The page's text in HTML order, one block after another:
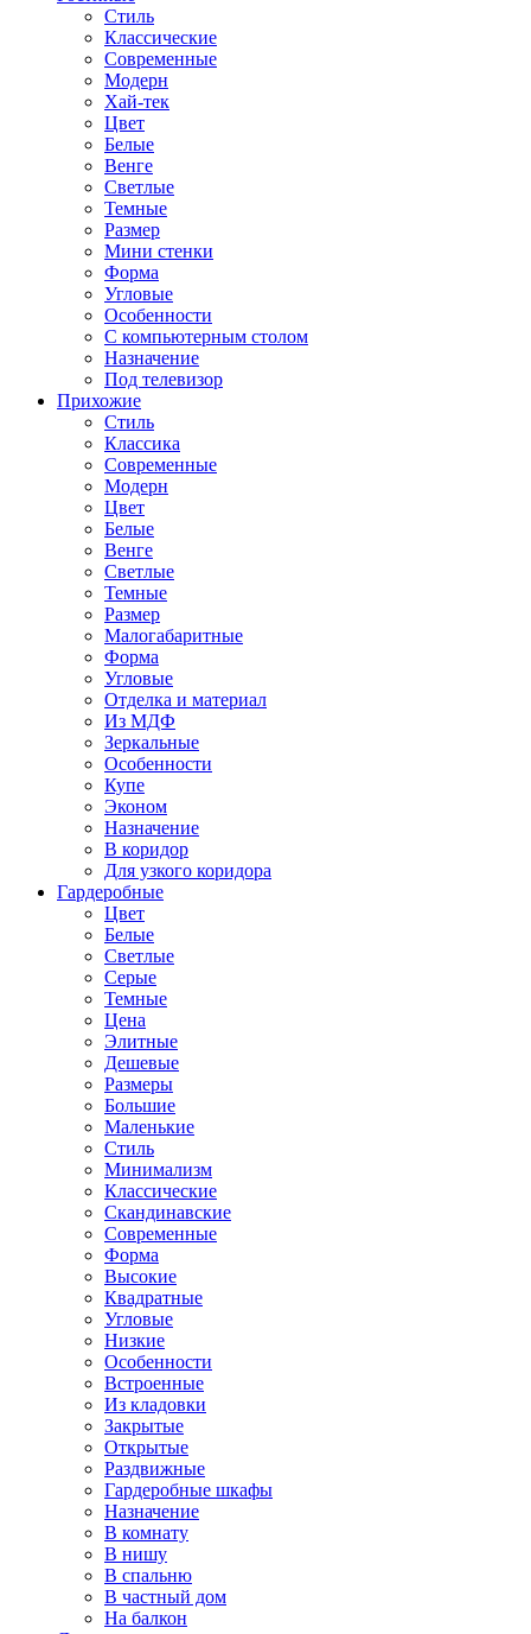
Стиль
Классические
Современные
Модерн
Хай-тек
Цвет
Белые
Венге
Светлые
Темные
Размер
Мини стенки
Форма
Угловые
Особенности
С компьютерным столом
Назначение
Под телевизор
Прихожие
Стиль
Классика
Современные
Модерн
Цвет
Белые
Венге
Светлые
Темные
Размер
Малогабаритные
Форма
Угловые
Отделка и материал
Из МДФ
Зеркальные
Особенности
Купе
Эконом
Назначение
В коридор
Для узкого коридора
Гардеробные
Цвет
Белые
Светлые
Серые
Темные
Цена
Элитные
Дешевые
Размеры
Большие
Маленькие
Стиль
Минимализм
Классические
Скандинавские
Современные
Форма
Высокие
Квадратные
Угловые
Низкие
Особенности
Встроенные
Из кладовки
Закрытые
Открытые
Раздвижные
Гардеробные шкафы
Назначение
В комнату
В нишу
В спальню
В частный дом
На балкон